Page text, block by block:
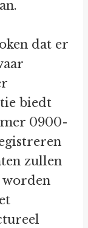
dat er
biedt
0900-
zullen
worden